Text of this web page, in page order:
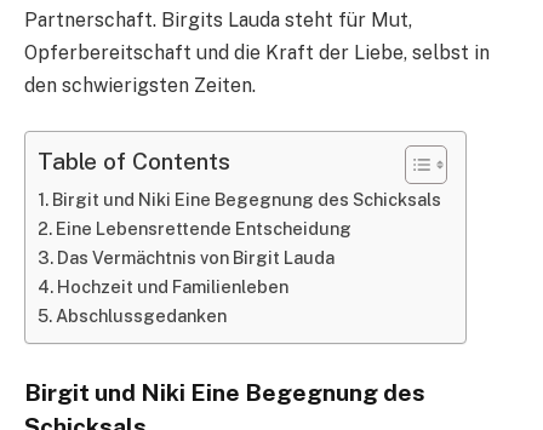
Partnerschaft. Birgits Lauda steht für Mut,
Opferbereitschaft und die Kraft der Liebe, selbst in
den schwierigsten Zeiten.
Table of Contents
Birgit und Niki Eine Begegnung des Schicksals
Eine Lebensrettende Entscheidung
Das Vermächtnis von Birgit Lauda
Hochzeit und Familienleben
Abschlussgedanken
Birgit und Niki Eine Begegnung des